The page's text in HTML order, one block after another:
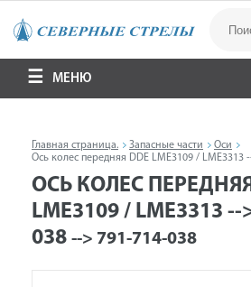
МЕНЮ
Главная страница. Запасные части
Оси
Ось колес передняя DDE LME3109 / LME3313
ОСЬ КОЛЕС
LME3109 / LME3313 --
038 --> 791-714-038